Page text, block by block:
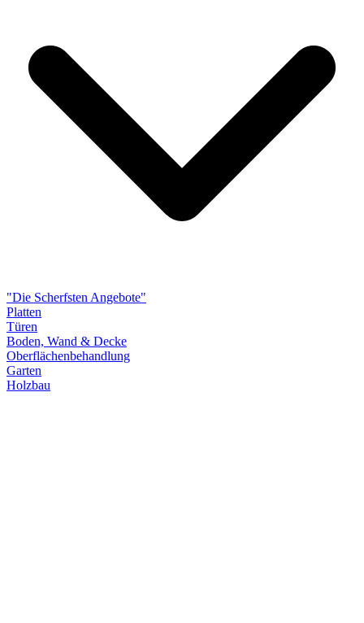
"Die Scherfsten Angebote"
Platten
Türen
Boden, Wand & Decke
Oberflächenbehandlung
Garten
Holzbau